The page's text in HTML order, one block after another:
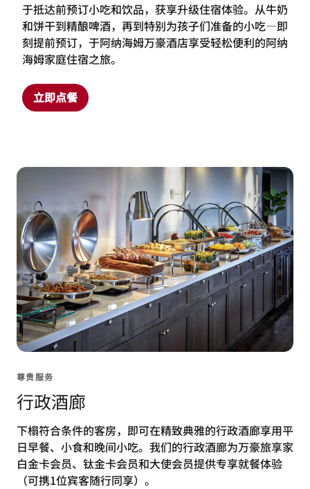
于抵达前预订小吃和饮品，获享升级住宿体验。从牛奶
和饼干到精酿啤酒，再到特别为孩子们准备的小吃—即
刻提前预订，于阿纳海姆万豪酒店享受轻松便利的阿纳
海姆家庭住宿之旅。
立即点餐
尊贵服务
行政酒廊
下榻符合条件的客房，即可在精致典雅的行政酒廊享用平
日早餐、小食和晚间小吃。我们的行政酒廊为万豪旅享家
白金卡会员、钛金卡会员和大使会员提供专享就餐体验
（可携1位宾客随行同享）。